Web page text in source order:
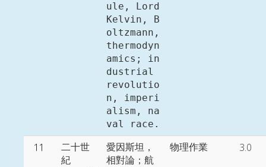
ule, Lord
Kelvin, B
oltzmann,
thermodyn
amics; in
dustrial
revolutio
n, imperi
alism, na
11
二十世
紀
愛因斯坦，
相對論；航
物理作業 3.0